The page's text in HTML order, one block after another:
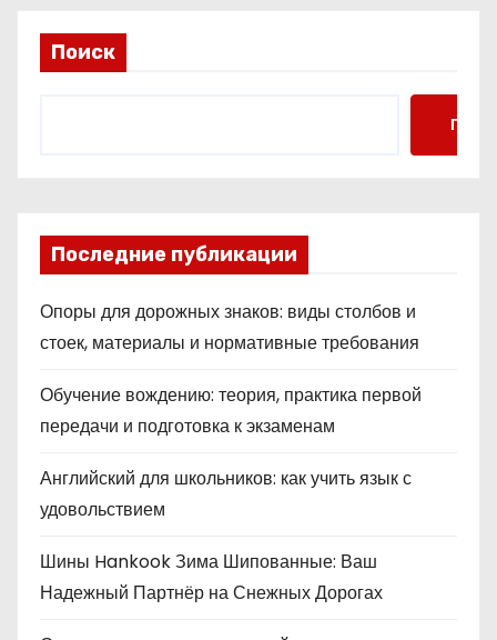
Поиск
Поиск
Последние публикации
Опоры для дорожных знаков: виды столбов и
стоек, материалы и нормативные требования
Обучение вождению: теория, практика первой
передачи и подготовка к экзаменам
Английский для школьников: как учить язык с
удовольствием
Шины Hankook Зима Шипованные: Ваш
Надежный Партнёр на Снежных Дорогах